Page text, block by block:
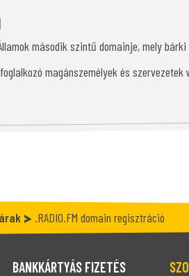
második szintű domainje, mely
magánszemélyek és
.RADIO.FM domain regisztráció
BANKKÁRTYÁS FIZETÉS